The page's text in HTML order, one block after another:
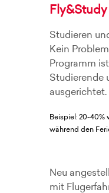
Fly&Study
Studieren
Kein
Programm
Studierende
ausgerichtet.
Beispiel: 20-40%
während den
Neu
mit